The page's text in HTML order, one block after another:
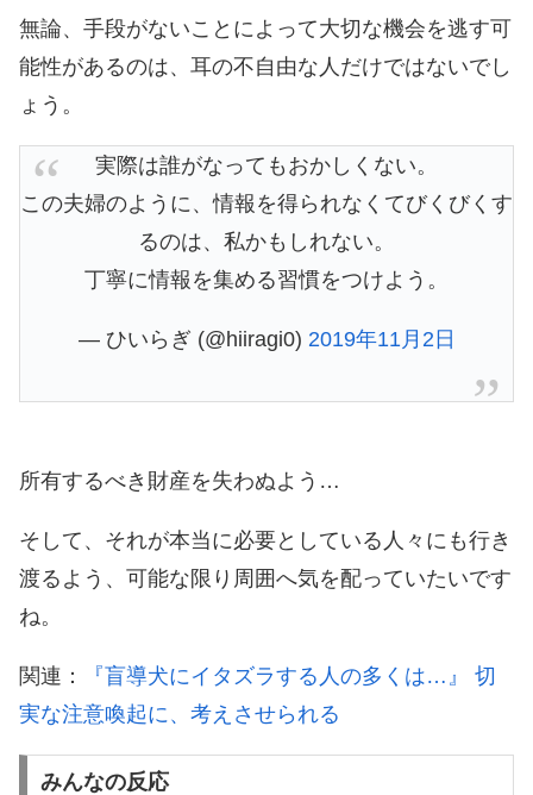
無論、手段がないことによって大切な機会を逃す可
能性があるのは、耳の不自由な人だけではないでし
ょう。
実際は誰がなってもおかしくない。
この夫婦のように、情報を得られなくてびくびくす
るのは、私かもしれない。
丁寧に情報を集める習慣をつけよう。
— ひいらぎ (@hiiragi0) 2019年11月2日
所有するべき財産を失わぬよう…
そして、それが本当に必要としている人々にも行き
渡るよう、可能な限り周囲へ気を配っていたいです
ね。
関連：
『盲導犬にイタズラする人の多くは…』 切
実な注意喚起に、考えさせられる
みんなの反応